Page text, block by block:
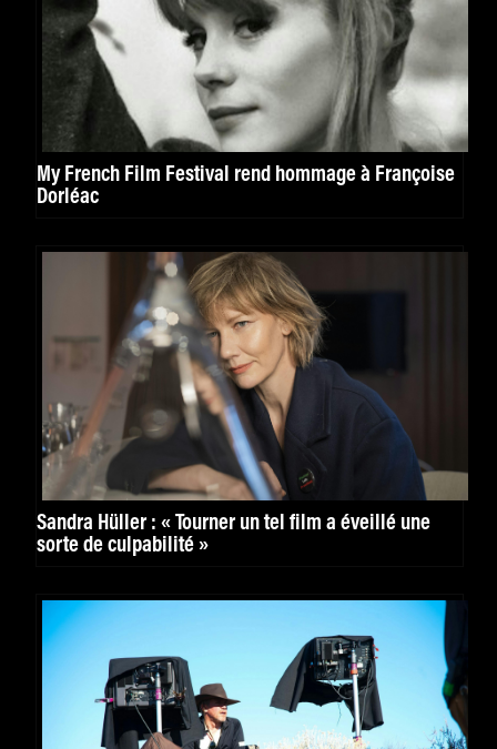
My French Film Festival rend hommage à Françoise
Dorléac
Sandra Hüller : « Tourner un tel film a éveillé une
sorte de culpabilité »